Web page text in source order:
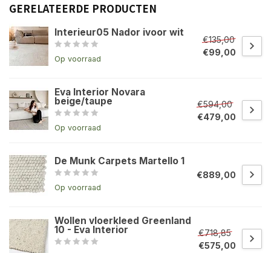
GERELATEERDE PRODUCTEN
Interieur05 Nador ivoor wit
Op voorraad
€135,00
€99,00
Eva Interior Novara
beige/taupe
Op voorraad
€594,00
€479,00
De Munk Carpets Martello 1
Op voorraad
€889,00
Wollen vloerkleed Greenland
10 - Eva Interior
€718,85
€575,00